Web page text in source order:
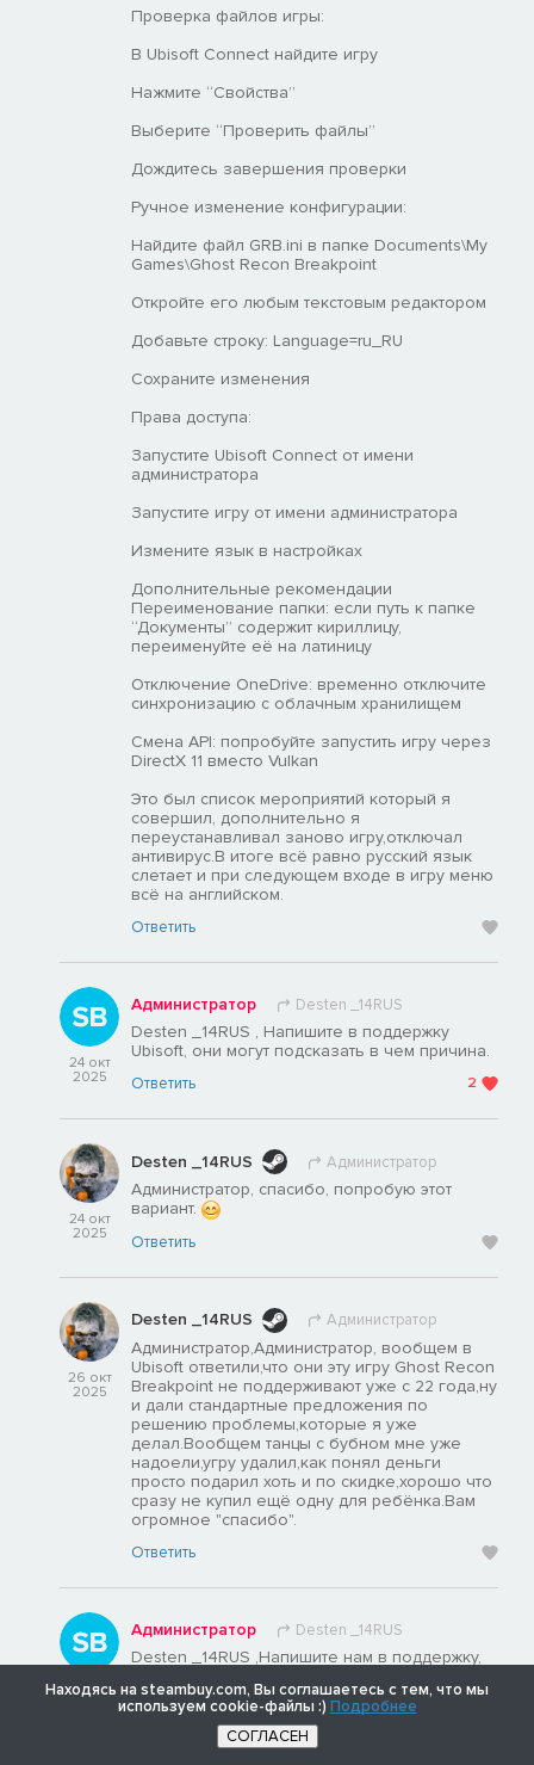
Проверка файлов игры:
В Ubisoft Connect найдите игру
Нажмите “Свойства”
Выберите “Проверить файлы”
Дождитесь завершения проверки
Ручное изменение конфигурации:
Найдите файл GRB.ini в папке Documents\My
Games\Ghost Recon Breakpoint
Откройте его любым текстовым редактором
Добавьте строку: Language=ru_RU
Сохраните изменения
Права доступа:
Запустите Ubisoft Connect от имени
администратора
Запустите игру от имени администратора
Измените язык в настройках
Дополнительные рекомендации
Переименование папки: если путь к папке
“Документы” содержит кириллицу,
переименуйте её на латиницу
Отключение OneDrive: временно отключите
синхронизацию с облачным хранилищем
Смена API: попробуйте запустить игру через
DirectX 11 вместо Vulkan
Это был список мероприятий который я
совершил, дополнительно я
переустанавливал заново игру,отключал
антивирус.В итоге всё равно русский язык
слетает и при следующем входе в игру меню
всё на английском.
Ответить
24 окт
2025
Администратор Desten _14RUS
Desten _14RUS , Напишите в поддержку
Ubisoft, они могут подсказать в чем причина.
Ответить 2
24 окт
2025
Desten _14RUS Администратор
Администратор, спасибо, попробую этот
вариант.
Ответить
26 окт
2025
Desten _14RUS Администратор
Администратор,Администратор, вообщем в
Ubisoft ответили,что они эту игру Ghost Recon
Breakpoint не поддерживают уже с 22 года,ну
и дали стандартные предложения по
решению проблемы,которые я уже
делал.Вообщем танцы с бубном мне уже
надоели,угру удалил,как понял деньги
просто подарил хоть и по скидке,хорошо что
сразу не купил ещё одну для ребёнка.Вам
огромное "спасибо".
Ответить
26 окт
2025
Администратор Desten _14RUS
Desten _14RUS ,Напишите нам в поддержку,
https://steambuy.com/support-shop.php
Находясь на steambuy.com, Вы соглашаетесь с тем, что мы
используем cookie-файлы :) Подробнее